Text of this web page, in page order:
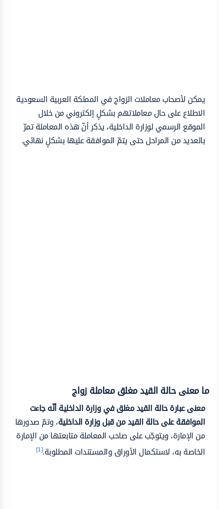
يمكن لأصحاب معاملات الزواج في المملكة العربية السعودية
الاطلاع على حال معاملاتهم بشكلٍ إلكتروني من خلال
الموقع الرسمي لوزارة الداخلية، يذكر أنّ هذه المعاملة تمرّ
بالعديد من المراحل حتى يتمّ الموافقة عليها بشكلٍ نهائي.
ما معنى حالة القيد مغلق معاملة زواج
معنى عبارة حالة القيد مغلق في وزارة الداخلية أنّه جاءت
الموافقة على حالة القيد من قبل وزارة الداخلية، وتمّ صدورها
من الإمارة، ويتوجّب على صاحب المعاملة متابعتها من الإمارة
الخاصة به، لاستكمال الأوراق والمستندات المطلوبة.[1]